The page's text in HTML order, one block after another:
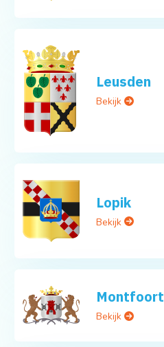
Leusden
Bekijk
Lopik
Bekijk
Montfoort
Bekijk